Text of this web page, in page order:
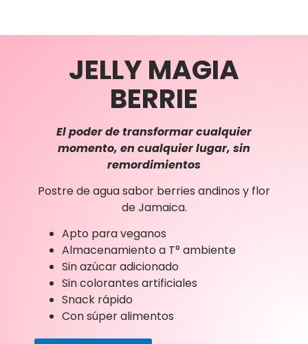
JELLY MAGIA
BERRIE
El poder de transformar cualquier
momento, en cualquier lugar, sin
remordimientos
Postre de agua sabor berries andinos y flor
de Jamaica.
Apto para veganos
Almacenamiento a T° ambiente
Sin azúcar adicionado
Sin colorantes artificiales
Snack rápido
Con súper alimentos